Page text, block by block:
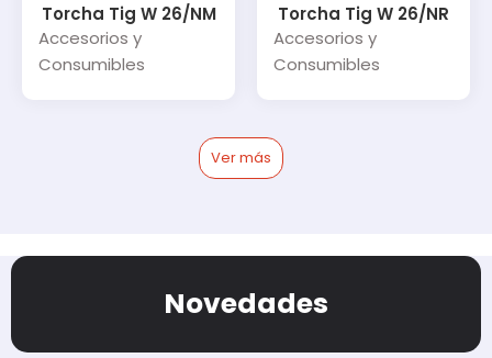
Torcha Tig W 26/NM
Accesorios y
Consumibles
Torcha Tig W 26/NR
Accesorios y
Consumibles
Ver más
Novedades